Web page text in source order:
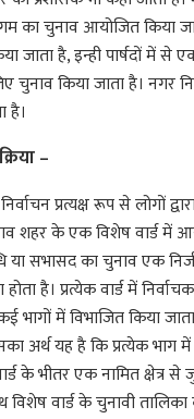
का चुनाव आयोजित किया
जाता है, इन्ही पार्षदों में से
किया जाता है। नगर
है।
–
प्रत्यक्ष रूप से लोगों
शहर के एक विशेष वार्ड में
या सभासद का चुनाव एक
है। प्रत्येक वार्ड में
भागों में विभाजित किया
अर्थ यह है कि प्रत्येक भाग
के भीतर एक नामित क्षेत्र से
वार्ड के चुनावी तालिका